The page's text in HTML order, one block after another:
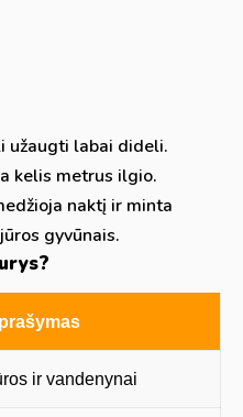
užaugti labai dideli.
kelis metrus ilgio.
naktį ir minta
gyvūnais.
ir vandenynai